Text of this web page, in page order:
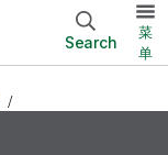
Search
菜
单